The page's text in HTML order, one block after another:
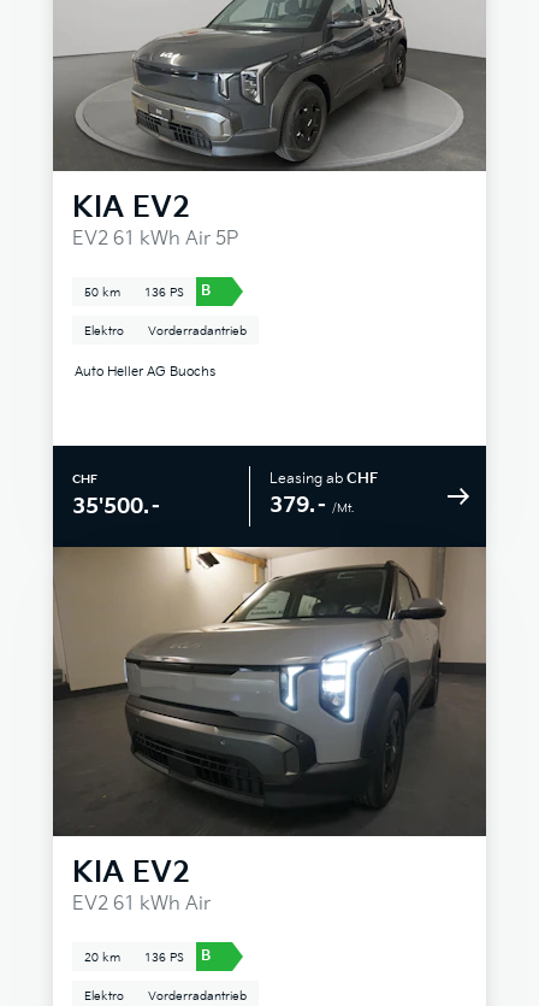
KIA EV2
EV2 61 kWh Air 5P
50 km 136 PS B
Elektro Vorderradantrieb
Auto Heller AG Buochs
CHF
35'500.–
Leasing ab CHF
379.– /Mt.
KIA EV2
EV2 61 kWh Air
20 km 136 PS B
Elektro Vorderradantrieb